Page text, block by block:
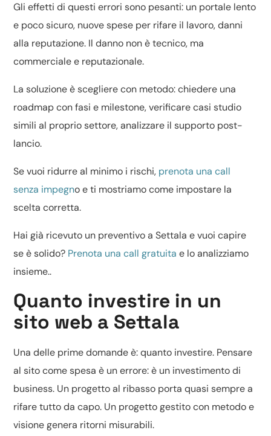
Gli effetti di questi errori sono pesanti: un portale lento
e poco sicuro, nuove spese per rifare il lavoro, danni
alla reputazione. Il danno non è tecnico, ma
commerciale e reputazionale.
La soluzione è scegliere con metodo: chiedere una
roadmap con fasi e milestone, verificare casi studio
simili al proprio settore, analizzare il supporto post-
lancio.
Se vuoi ridurre al minimo i rischi, prenota una call
senza impegno e ti mostriamo come impostare la
scelta corretta.
Hai già ricevuto un preventivo a Settala e vuoi capire
se è solido? Prenota una call gratuita e lo analizziamo
insieme..
Quanto investire in un
sito web a Settala
Una delle prime domande è: quanto investire. Pensare
al sito come spesa è un errore: è un investimento di
business. Un progetto al ribasso porta quasi sempre a
rifare tutto da capo. Un progetto gestito con metodo e
visione genera ritorni misurabili.